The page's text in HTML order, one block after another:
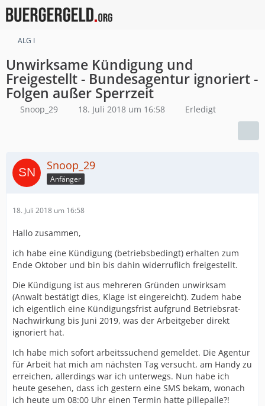
ALG I
Unwirksame Kündigung und
Freigestellt - Bundesagentur ignoriert -
Folgen außer Sperrzeit
Snoop_29 18. Juli 2018 um 16:58 Erledigt
Snoop_29
Anfänger
18. Juli 2018 um 16:58
Hallo zusammen,
ich habe eine Kündigung (betriebsbedingt) erhalten zum
Ende Oktober und bin bis dahin widerruflich freigestellt.
Die Kündigung ist aus mehreren Gründen unwirksam
(Anwalt bestätigt dies, Klage ist eingereicht). Zudem habe
ich eigentlich eine Kündigungsfrist aufgrund Betriebsrat-
Nachwirkung bis Juni 2019, was der Arbeitgeber direkt
ignoriert hat.
Ich habe mich sofort arbeitssuchend gemeldet. Die Agentur
für Arbeit hat mich am nächsten Tag versucht, am Handy zu
erreichen, allerdings war ich unterwegs. Nun habe ich
heute gesehen, dass ich gestern eine SMS bekam, wonach
ich heute um 08:00 Uhr einen Termin hatte pillepalle?!